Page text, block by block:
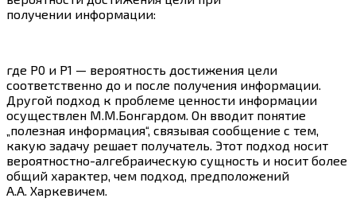
получении информации:
где Р0 и Р1 — вероятность достижения цели
соответственно до и после получения информации.
Другой подход к проблеме ценности информации
осуществлен М.М.Бонгардом. Он вводит понятие
„полезная информация“, связывая сообщение с тем,
какую задачу решает получатель. Этот подход носит
вероятностно-алгебраическую сущность и носит более
общий характер, чем подход, предположений
А.А. Харкевичем.